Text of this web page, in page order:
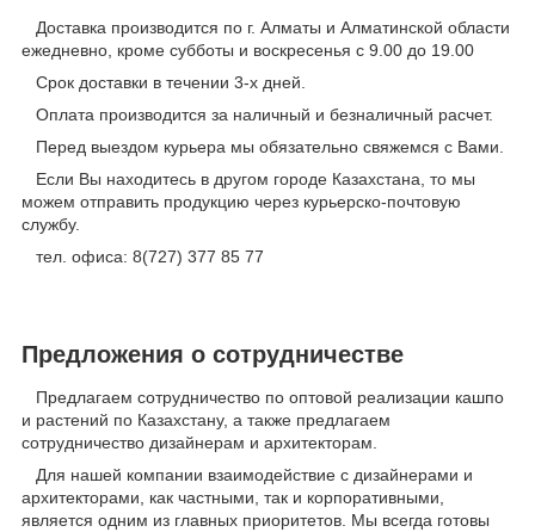
Доставка производится по г. Алматы и Алматинской области
ежедневно, кроме субботы и воскресенья с 9.00 до 19.00
Срок доставки в течении 3-х дней.
Оплата производится за наличный и безналичный расчет.
Перед выездом курьера мы обязательно свяжемся с Вами.
Если Вы находитесь в другом городе Казахстана, то мы
можем отправить продукцию через курьерско-почтовую
службу.
тел. офиса: 8(727) 377 85 77
Предложения о сотрудничестве
Предлагаем сотрудничество по оптовой реализации кашпо
и растений по Казахстану, а также предлагаем
сотрудничество дизайнерам и архитекторам.
Для нашей компании взаимодействие с дизайнерами и
архитекторами, как частными, так и корпоративными,
является одним из главных приоритетов. Мы всегда готовы